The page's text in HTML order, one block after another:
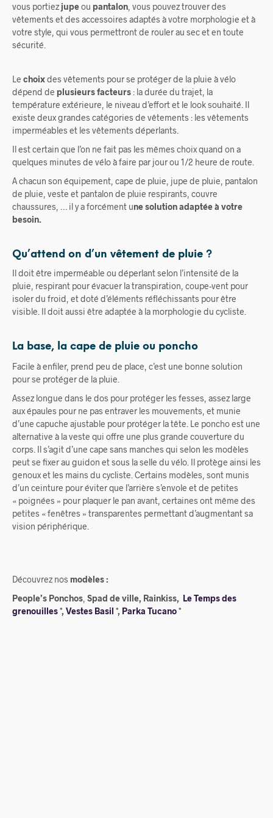
vous portiez jupeou pantalon , vous pouvez trouver des
vêtements et des accessoires adaptés à votre morphologie et à
votre style, qui vous permettront de rouler au sec et en toute
sécurité.
Le choixdes vêtements pour se protéger de la pluie à vélo
dépend de plusieurs facteurs: la durée du trajet, la
température extérieure, le niveau d’effort et le look souhaité. Il
existe deux grandes catégories de vêtements : les vêtements
imperméables et les vêtements déperlants.
Ilest certain que l’on ne fait pas les mêmes choix quand on a
quelques minutes de vélo à faire par jour ou 1/2 heure de route.
A chacun son équipement, cape de pluie, jupe de pluie, pantalon
de pluie, veste et pantalon de pluie respirants, couvre
chaussures, … il y a forcément une solution adaptée à votre
besoin.
Qu’attend on d’un vêtement de pluie ?
Il doit être imperméable ou déperlant selon l’intensité de la
pluie, respirant pour évacuer la transpiration, coupe-vent pour
isoler du froid, et doté d’éléments réfléchissants pour être
visible. Il doit aussi être adaptée à la morphologie du cycliste.
La base, la cape de pluie ou poncho
Facile à enfiler, prend peu de place, c’est une bonne solution
pour se protéger de la pluie.
Assez longue dans le dos pour protéger les fesses, assez large
aux épaules pour ne pas entraver les mouvements, et munie
d’une capuche ajustable pour protéger la tête. Le poncho est une
alternative à la veste qui offre une plus grande couverture du
corps. Il s’agit d’une cape sans manches qui selon les modèles
peut se fixer au guidon et sous la selle du vélo. Il protège ainsi les
genoux et les mains du cycliste. Certains modèles, sont munis
d’un ceinture pour éviter que l’arrière s’envole et de petites
« poignées » pour plaquer le pan avant, certaines ont même des
petites « fenêtres » transparentes permettant d’augmentant sa
vision périphérique.
Découvrez nos modèles :
People’s Ponchos Spad de ville, Rainkiss, Le Temps des
grenouilles*, Vestes Basil *, Parka Tucano*